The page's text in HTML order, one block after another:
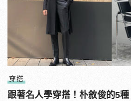
穿搭
跟著名人學穿搭！朴敘俊的5種